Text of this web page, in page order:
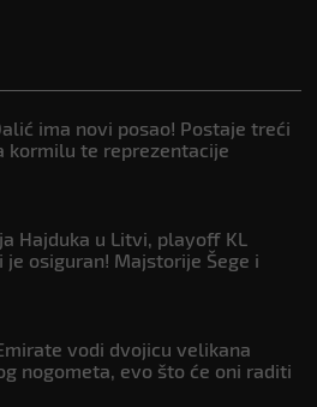
ima novi posao! Postaje treći
kormilu te reprezentacije
Hajduka u Litvi, playoff KL
je osiguran! Majstorije Šege i
vodi dvojicu velikana
nogometa, evo što će oni raditi